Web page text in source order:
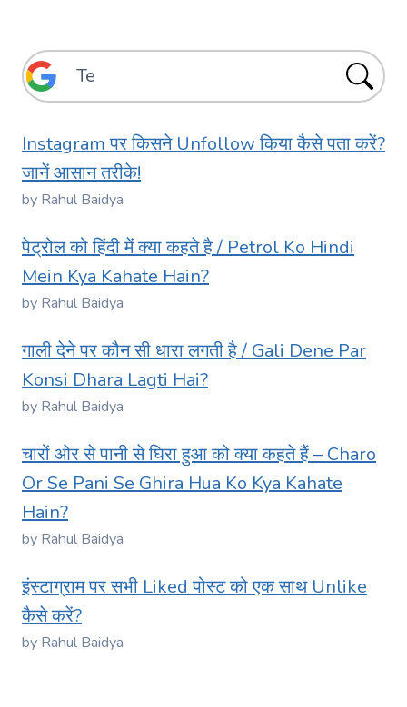
Instagram पर किसने Unfollow किया कैसे पता करें?
जानें आसान तरीके!
by Rahul Baidya
पेट्रोल को हिंदी में क्या कहते है / Petrol Ko Hindi
Mein Kya Kahate Hain?
by Rahul Baidya
गाली देने पर कौन सी धारा लगती है / Gali Dene Par
Konsi Dhara Lagti Hai?
by Rahul Baidya
चारों ओर से पानी से घिरा हुआ को क्या कहते हैं – Charo
Or Se Pani Se Ghira Hua Ko Kya Kahate
Hain?
by Rahul Baidya
इंस्टाग्राम पर सभी Liked पोस्ट को एक साथ Unlike
कैसे करें?
by Rahul Baidya